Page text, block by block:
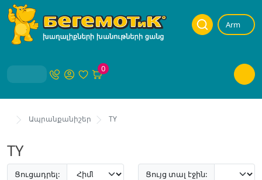
Arm
0
Ապրանքանիշեր TY
TY
Ցուցադրել: Ցույց տալ էջին: